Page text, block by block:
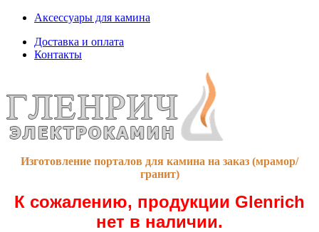
Аксессуары для камина
Доставка и оплата
Контакты
Изготовление порталов для камина на заказ (мрамор/
гранит)
К сожалению, продукции Glenrich
нет в наличии.